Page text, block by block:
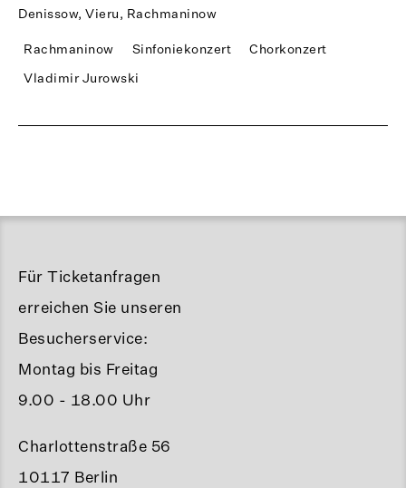
Denissow, Vieru, Rachmaninow
Rachmaninow Sinfoniekonzert
Chorkonzert
Vladimir Jurowski
Für Ticketanfragen
erreichen Sie unseren
Besucherservice:
Montag bis Freitag
9.00 - 18.00 Uhr
Charlottenstraße 56
10117 Berlin